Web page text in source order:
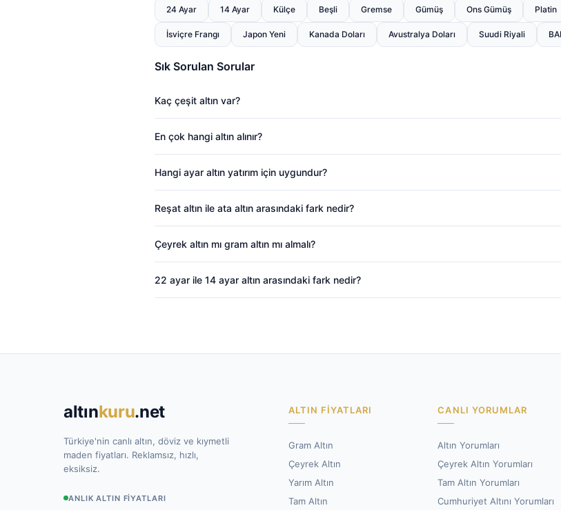
24 Ayar 14 Ayar Külçe Beşli Gremse Gümüş Ons Gümüş Platin
İsviçre Frangı Japon Yeni Kanada Doları Avustralya Doları Suudi Riyali
Sık Sorulan Sorular
Kaç çeşit altın var?
En çok hangi altın alınır?
Hangi ayar altın yatırım için uygundur?
Reşat altın ile ata altın arasındaki fark nedir?
Çeyrek altın mı gram altın mı almalı?
22 ayar ile 14 ayar altın arasındaki fark nedir?
altınkuru.net
Türkiye'nin canlı altın, döviz ve kıymetli
maden fiyatları. Reklamsız, hızlı,
eksiksiz.
ANLIK ALTIN FIYATLARI
ALTIN FIYATLARI
Gram Altın
Çeyrek Altın
Yarım Altın
Tam Altın
CANLI YORUMLAR
Altın Yorumları
Çeyrek Altın Yorumları
Tam Altın Yorumları
Cumhuriyet Altını Yorumları